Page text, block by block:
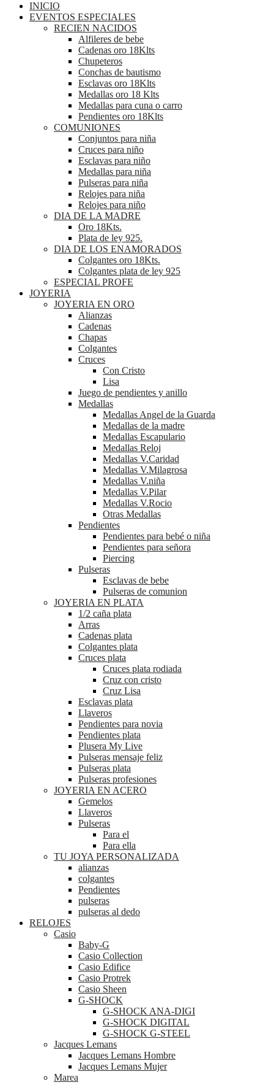
INICIO
EVENTOS ESPECIALES
RECIEN NACIDOS
Alfileres de bebe
Cadenas oro 18Klts
Chupeteros
Conchas de bautismo
Esclavas oro 18Klts
Medallas oro 18 Klts
Medallas para cuna o carro
Pendientes oro 18Klts
COMUNIONES
Conjuntos para niña
Cruces para niño
Esclavas para niño
Medallas para niña
Pulseras para niña
Relojes para niña
Relojes para niño
DIA DE LA MADRE
Oro 18Kts.
Plata de ley 925.
DIA DE LOS ENAMORADOS
Colgantes oro 18Kts.
Colgantes plata de ley 925
ESPECIAL PROFE
JOYERIA
JOYERIA EN ORO
Alianzas
Cadenas
Chapas
Colgantes
Cruces
Con Cristo
Lisa
Juego de pendientes y anillo
Medallas
Medallas Angel de la Guarda
Medallas de la madre
Medallas Escapulario
Medallas Reloj
Medallas V.Caridad
Medallas V.Milagrosa
Medallas V.niña
Medallas V.Pilar
Medallas V.Rocio
Otras Medallas
Pendientes
Pendientes para bebé o niña
Pendientes para señora
Piercing
Pulseras
Esclavas de bebe
Pulseras de comunion
JOYERIA EN PLATA
1/2 caña plata
Arras
Cadenas plata
Colgantes plata
Cruces plata
Cruces plata rodiada
Cruz con cristo
Cruz Lisa
Esclavas plata
Llaveros
Pendientes para novia
Pendientes plata
Plusera My Live
Pulseras mensaje feliz
Pulseras plata
Pulseras profesiones
JOYERIA EN ACERO
Gemelos
Llaveros
Pulseras
Para el
Para ella
TU JOYA PERSONALIZADA
alianzas
colgantes
Pendientes
pulseras
pulseras al dedo
RELOJES
Casio
Baby-G
Casio Collection
Casio Edifice
Casio Protrek
Casio Sheen
G-SHOCK
G-SHOCK ANA-DIGI
G-SHOCK DIGITAL
G-SHOCK G-STEEL
Jacques Lemans
Jacques Lemans Hombre
Jacques Lemans Mujer
Marea